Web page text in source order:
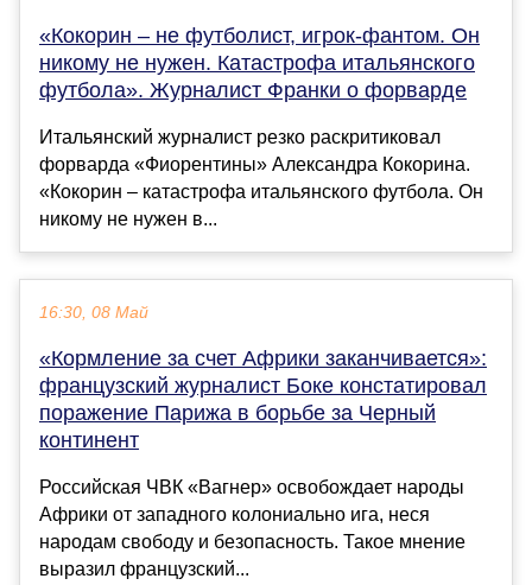
«Кокорин – не футболист, игрок-фантом. Он
никому не нужен. Катастрофа итальянского
футбола». Журналист Франки о форварде
Итальянский журналист резко раскритиковал
форварда «Фиорентины» Александра Кокорина.
«Кокорин – катастрофа итальянского футбола. Он
никому не нужен в...
16:30, 08 Май
«Кормление за счет Африки заканчивается»:
французский журналист Боке констатировал
поражение Парижа в борьбе за Черный
континент
Российская ЧВК «Вагнер» освобождает народы
Африки от западного колониально ига, неся
народам свободу и безопасность. Такое мнение
выразил французский...